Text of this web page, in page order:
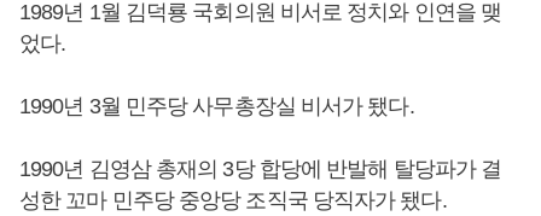
1989년 1월 김덕룡 국회의원 비서로 정치와 인연을 맺
었다.
1990년 3월 민주당 사무총장실 비서가 됐다.
1990년 김영삼 총재의 3당 합당에 반발해 탈당파가 결
성한 꼬마 민주당 중앙당 조직국 당직자가 됐다.